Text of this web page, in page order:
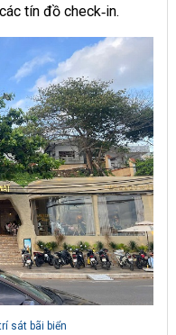
tín đồ check‑in.
sát bãi biển